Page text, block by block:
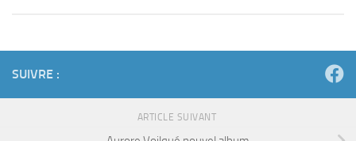
SUIVRE :
ARTICLE SUIVANT